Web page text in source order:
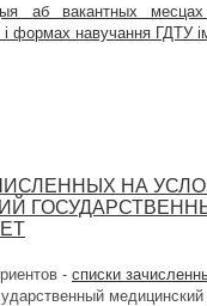
аб вакантных
і формах навучання ГДТУ
НА
- списки
медицинский